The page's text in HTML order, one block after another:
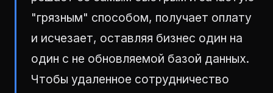
"грязным" способом, получает оплату
и исчезает, оставляя бизнес один на
один с не обновляемой базой данных.
Чтобы удаленное сотрудничество